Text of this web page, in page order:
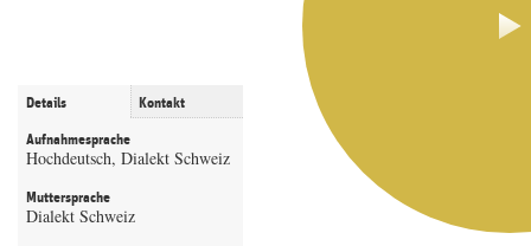
Details Kontakt
Aufnahmesprache
Hochdeutsch, Dialekt Schweiz
Muttersprache
Dialekt Schweiz